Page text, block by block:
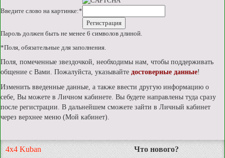
Введите слово на картинке:*
Пароль должен быть не менее 6 символов длиной.
*Поля, обязательные для заполнения.
Поля, помеченные звездочкой, необходимы нам, чтобы поддерживать
общение с Вами. Пожалуйста, указывайте достоверные данные!
Изменить введенные данные, а также ввести другую информацию о
себе, Вы можете в Личном кабинете. Вы будете направлены туда сразу
после регистрации. В дальнейшем сможете зайти в Личный кабинет
через верхнее меню (Мой кабинет).
4x4 Kuban Что нового?